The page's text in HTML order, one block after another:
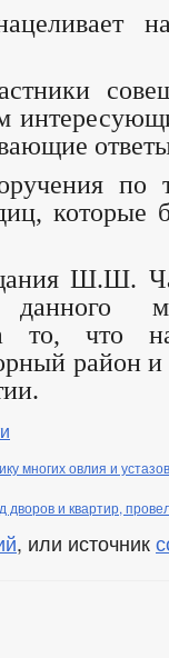
нас
по
которые
Ш.Ш.
то, что
район и
многих овлия и
и квартир,
, или источник